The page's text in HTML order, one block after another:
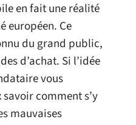
en fait une réalité
européen. Ce
du grand public,
d’achat. Si l’idée
vous
comment s’y
mauvaises